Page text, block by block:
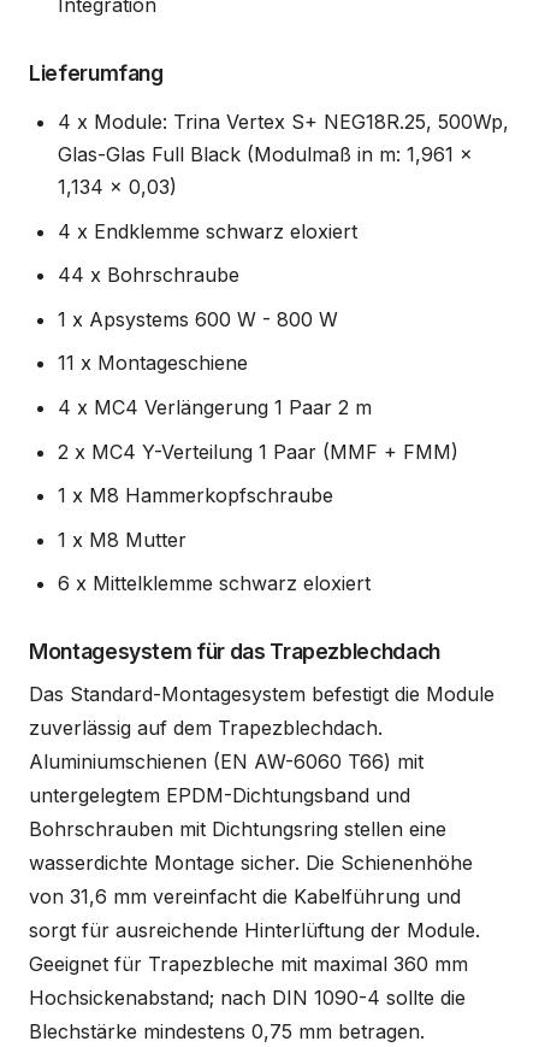
Lieferumfang
4 x Module: Trina Vertex S+ NEG18R.25, 500Wp,
Glas-Glas Full Black (Modulmaß in m: 1,961 x
1,134 x 0,03)
4 x Endklemme schwarz eloxiert
44 x Bohrschraube
1 x Apsystems 600 W - 800 W
11 x Montageschiene
4 x MC4 Verlängerung 1 Paar 2 m
2 x MC4 Y-Verteilung 1 Paar (MMF + FMM)
1 x M8 Hammerkopfschraube
1 x M8 Mutter
6 x Mittelklemme schwarz eloxiert
Montagesystem für das Trapezblechdach
Das Standard-Montagesystem befestigt die Module
zuverlässig auf dem Trapezblechdach.
Aluminiumschienen (EN AW-6060 T66) mit
untergelegtem EPDM-Dichtungsband und
Bohrschrauben mit Dichtungsring stellen eine
wasserdichte Montage sicher. Die Schienenhöhe
von 31,6 mm vereinfacht die Kabelführung und
sorgt für ausreichende Hinterlüftung der Module.
Geeignet für Trapezbleche mit maximal 360 mm
Hochsickenabstand; nach DIN 1090-4 sollte die
Blechstärke mindestens 0,75 mm betragen.